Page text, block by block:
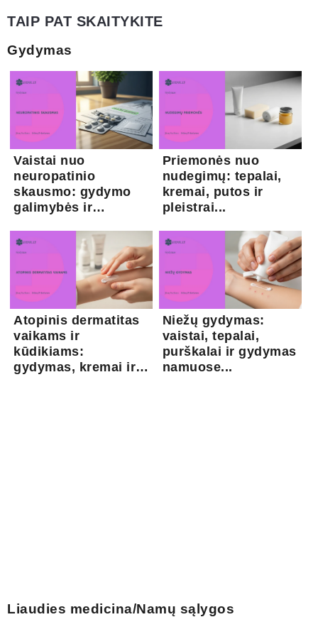
TAIP PAT SKAITYKITE
Gydymas
Vaistai nuo
neuropatinio
skausmo: gydymo
galimybės ir
Priemonės nuo
nudegimų: tepalai,
kremai, putos ir
pleistrai...
Atopinis dermatitas
vaikams ir
kūdikiams:
gydymas, kremai ir
Niežų gydymas:
vaistai, tepalai,
purškalai ir gydymas
namuose...
Liaudies medicina/Namų sąlygos